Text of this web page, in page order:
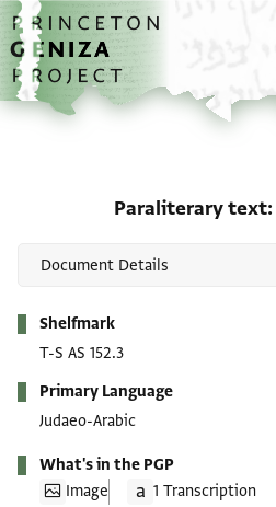
Skip to main content
home
Paraliterary text
Shelfmark
T-S AS 152.3
Primary Language
Judaeo-Arabic
What's in the PGP
Image
1 Transcription